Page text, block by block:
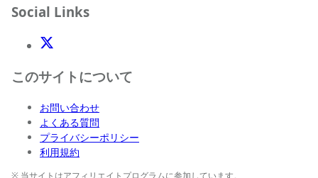
Social Links
X(Twitter)
このサイトについて
お問い合わせ
よくある質問
プライバシーポリシー
利用規約